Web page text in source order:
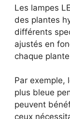
Les lampes
des plantes
différents
ajustés en
chaque
Par exemple,
plus bleue
peuvent
ceux